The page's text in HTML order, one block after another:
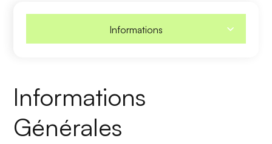
Informations
Informations
Générales